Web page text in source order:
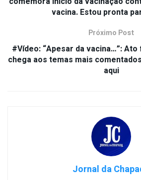
vacina. Estou pronta
Próximo Post
#Vídeo: “Apesar da vacina…”:
chega aos temas mais
aqui
Jornal da